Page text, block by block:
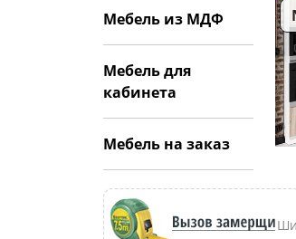
Мебель из МДФ
Мебель для
кабинета
Мебель на заказ